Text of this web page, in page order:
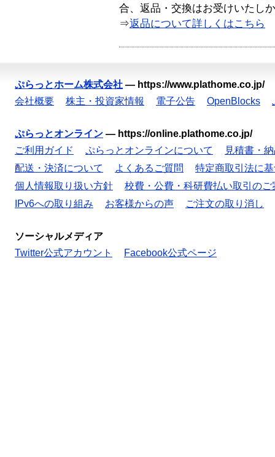
合、返品・交換はお受けいたし
⇒返品について詳しくはこちら
ぷらっとホーム株式会社 — https://www.plathome.co.jp/
会社概要
株主・投資家情報 電子公告 OpenBlocks
ぷらっとオンライン — https://online.plathome.co.jp/
ご利用ガイド
ぷらっとオンラインについて
見積書・
配送・決済について
よくあるご質問
特定商取引法に
個人情報取り扱い方針
校費・公費・科研費払い取引のご
IPv6への取り組み
お客様からの声 ご注文の取り消し
ソーシャルメディア
Twitter公式アカウント
Facebook公式ページ